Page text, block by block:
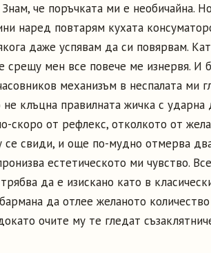
че поръчката ми е необичайна.
наред повтарям кухата
даже успявам да си повярвам.
срещу мен все повече ме изнервя. И
механизъм в неспалата ми
не клъцна правилната жичка с ударна
скоро от рефлекс, отколкото от
се свиди, и още по-мудно отмерва
естетическото ми чувство.
да е изискано като в
да отлее желаното
очите му те гледат